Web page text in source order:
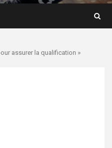
assurer la qualification »